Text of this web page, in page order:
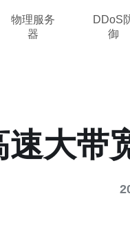
物理服务
器
DDoS
御
速大带